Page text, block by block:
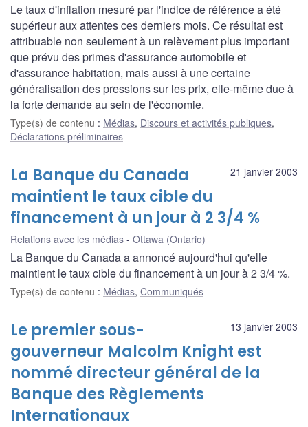
Le taux d'inflation mesuré par l'indice de référence a été
supérieur aux attentes ces derniers mois. Ce résultat est
attribuable non seulement à un relèvement plus important
que prévu des primes d'assurance automobile et
d'assurance habitation, mais aussi à une certaine
généralisation des pressions sur les prix, elle-même due à
la forte demande au sein de l'économie.
Type(s) de contenu : Médias, Discours et activités publiques,
Déclarations préliminaires
21 janvier 2003
La Banque du Canada
maintient le taux cible du
financement à un jour à 2 3/4 %
Relations avec les médias Ottawa (Ontario)
La Banque du Canada a annoncé aujourd'hui qu'elle
maintient le taux cible du financement à un jour à 2 3/4 %.
Type(s) de contenu : Médias, Communiqués
13 janvier 2003
Le premier sous-
gouverneur Malcolm Knight est
nommé directeur général de la
Banque des Règlements
Internationaux